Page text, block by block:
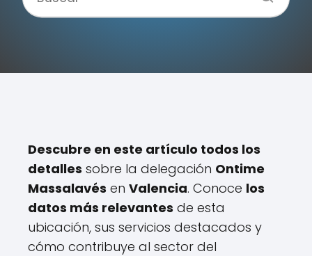
Descubre en este artículo todos los
detalles sobre la delegación Ontime
Massalavés en Valencia. Conoce los
datos más relevantes de esta
ubicación, sus servicios destacados y
cómo contribuye al sector del